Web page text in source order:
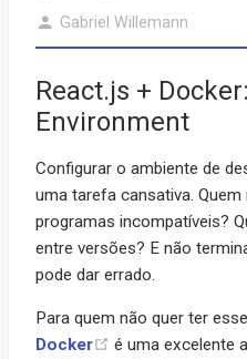
person Gabriel Willemann
React.js +
Environment
Configurar o ambiente de
uma tarefa cansativa.
programas incompatíveis?
entre versões? E não
pode dar errado.
Para quem não quer ter
Docker
é uma excelente